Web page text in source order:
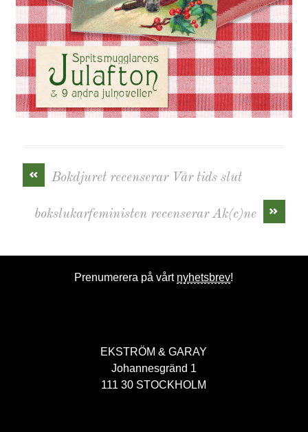
« Bokdjuret recenserar Vår tids slut
»
bokslukarfeministen recenserar Ak(c)ne
Prenumerera på vårt nyhetsbrev!
EKSTRÖM & GARAY
Johannesgränd 1
111 30 STOCKHOLM